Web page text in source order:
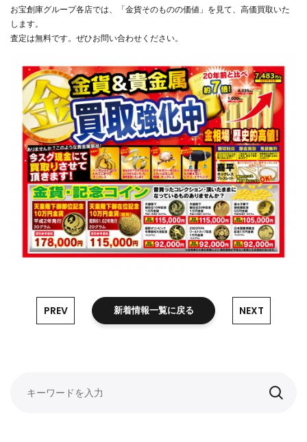
お宝創庫グループ各店では、「金貨そのものの価値」を見て、高価買取いた
します。
査定は無料です。ぜひお問い合わせください。
PREV 新着情報一覧に戻る NEXT